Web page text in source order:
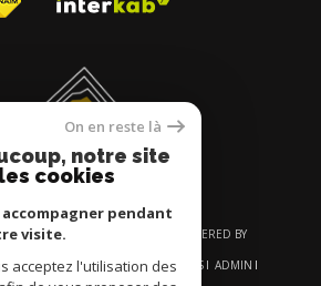
RÉSERVÉS | TRADUCTION POWERED BY
PLAN DU SITE MENTIONS LÉGALES
ADMIN
POLITIQUE RGPD COOKIES
On en reste là
notre site
cookies
pendant
visite.
acceptez l'utilisation des